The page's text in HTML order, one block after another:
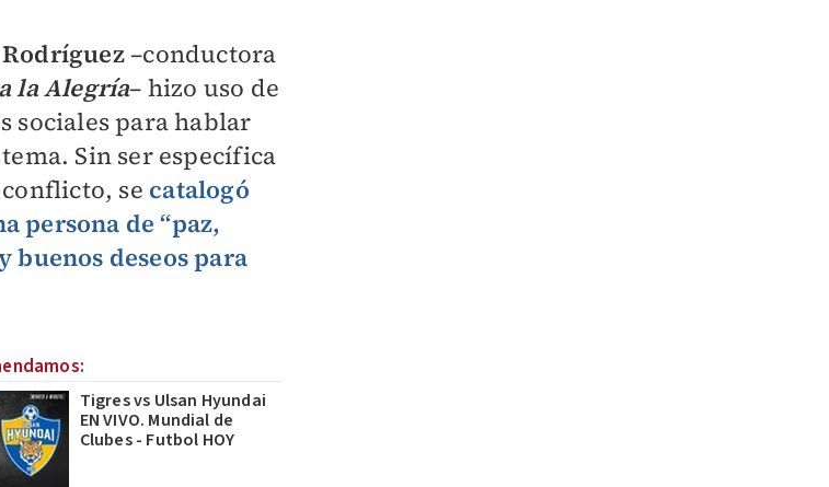
–conductora
la Alegría– hizo uso de
sociales para hablar
Sin ser específica
se catalogó
persona de “paz,
buenos deseos para
Tigres vs Ulsan Hyundai
EN VIVO. Mundial de
Clubes - Futbol HOY